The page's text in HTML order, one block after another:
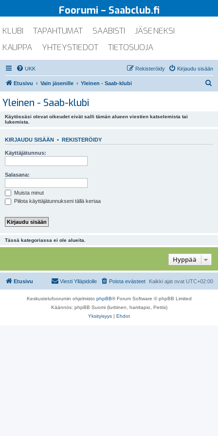
Foorumi – Saabclub.fi
KLUBI TAPAHTUMAT SAABISTI
JÄSENEKSI
KAUPPA
YHTEYSTIEDOT TIETOSUOJA
UKK Kirjaudu sisään
Rekisteröidy
Etusivu Vain jäsenille Yleinen - Saab-klubi
Yleinen - Saab-klubi
Käytössäsi olevat oikeudet eivät salli tämän alueen viestien katselemista tai
lukemista.
KIRJAUDU SISÄÄN • REKISTERÖIDY
Käyttäjätunnus:
Salasana:
Muista minut
Piilota käyttäjätunnukseni tällä kertaa
Tässä kategoriassa ei ole alueita.
Hyppää
Etusivu Kaikki ajat ovat UTC+02:00
Poista evästeet
Viesti Ylläpidolle
Keskustelufoorumin ohjelmisto phpBB® Forum Software © phpBB Limited
Käännös: phpBB Suomi (lurttinen, harritapio, Pettis)
Yksityisyys | Ehdot